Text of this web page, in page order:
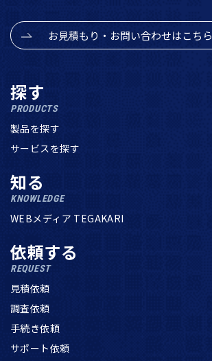
お見積もり・お問い合わせはこちら
探す
PRODUCTS
製品を探す
サービスを探す
知る
KNOWLEDGE
WEBメディア TEGAKARI
依頼する
REQUEST
見積依頼
調査依頼
手続き依頼
サポート依頼